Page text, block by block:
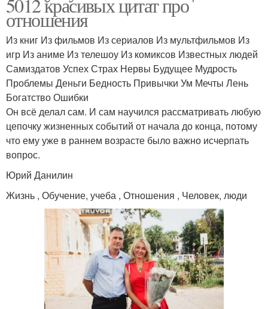
5012 красивых цитат про
отношения
Из книг Из фильмов Из сериалов Из мультфильмов Из
игр Из аниме Из телешоу Из комиксов Известных людей
Самиздатов Успех Страх Нервы Будущее Мудрость
Проблемы Деньги Бедность Привычки Ум Мечты Лень
Богатство Ошибки
Он всё делал сам. И сам научился рассматривать любую
цепочку жизненных событий от начала до конца, потому
что ему уже в раннем возрасте было важно исчерпать
вопрос.
Юрий Данилин
Жизнь , Обучение, учеба , Отношения , Человек, люди